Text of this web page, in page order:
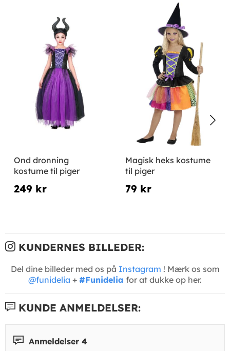
Ond dronning
kostume til piger
249 kr
Magisk heks kostume
til piger
79 kr
KUNDERNES BILLEDER:
Del dine billeder med os på Instagram ! Mærk os som
@funidelia + #Funidelia for at dukke op her.
KUNDE ANMELDELSER:
Anmeldelser 4